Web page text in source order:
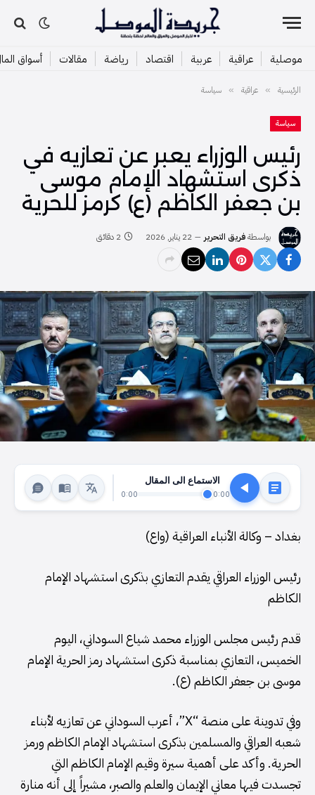
موصلية عراقية عربية اقتصاد رياضة مقالات أسواق
الرئيسية » عراقية » سياسة
سياسة
رئيس الوزراء يعبر عن تعازيه في
ذكرى استشهاد الإمام موسى
بن جعفر الكاظم (ع) كرمز للحرية
بواسطةفريق التحرير 22 يناير, 2026 2 دقائق
الاستماع الى المقال
0:00
0:00
بغداد – وكالة الأنباء العراقية (واع)
رئيس الوزراء العراقي يقدم التعازي بذكرى استشهاد الإمام
الكاظم
قدم رئيس مجلس الوزراء محمد شياع السوداني، اليوم
الخميس، التعازي بمناسبة ذكرى استشهاد رمز الحرية الإمام
موسى بن جعفر الكاظم (ع).
وفي تدوينة على منصة “X”، أعرب السوداني عن تعازيه لأبناء
شعبه العراقي والمسلمين بذكرى استشهاد الإمام الكاظم ورمز
الحرية. وأكد على أهمية سيرة وقيم الإمام الكاظم التي
تجسدت فيها معاني الإيمان والعلم والصبر، مشيراً إلى أنه منارة